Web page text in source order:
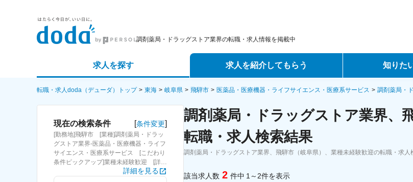
調剤薬局・ドラッグストア業界の転職・求人情報を掲載中
求人を探す
詳細条件から探す
求人特集から探す
求人を紹介してもらう
エージェントサービス
スカウトサービス
パートナーエージェントサービス
知りた
転職ノウハウ
データで見る転職
転職・求人doda（デューダ）トップ 東海 岐阜県 飛騨市 医薬品・医療機器・ライフサイエンス・医療系サービス 調剤薬局・
現在の検索条件 [条件変更]
[勤務地]飛騨市 [業種]調剤薬局・ドラッ
グストア業界-医薬品・医療機器・ライフ
サイエンス・医療系サービス [こだわり
条件ピックアップ]業種未経験歓迎 [詳細
条件](募集・採用情報)業種未経験歓迎
詳細を見る
調剤薬局・ドラッグストア業界、
転職・求人検索結果
調剤薬局・ドラッグストア業界、飛騨市（岐阜県）、業種未経験歓迎の転職・求
該当求人数 2 件中 1～2件を表示